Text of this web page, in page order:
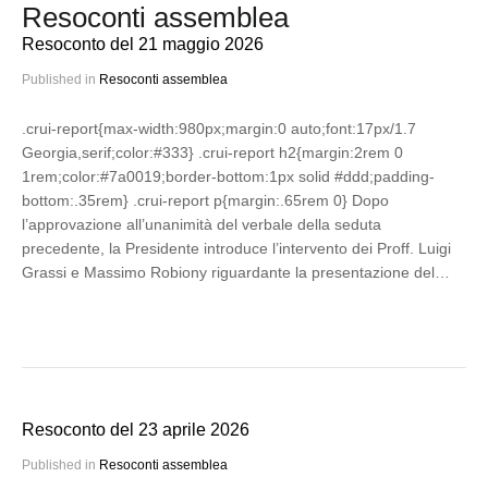
Resoconti assemblea
Resoconto del 21 maggio 2026
Published in Resoconti assemblea
.crui-report{max-width:980px;margin:0 auto;font:17px/1.7
Georgia,serif;color:#333} .crui-report h2{margin:2rem 0
1rem;color:#7a0019;border-bottom:1px solid #ddd;padding-
bottom:.35rem} .crui-report p{margin:.65rem 0} Dopo
l’approvazione all’unanimità del verbale della seduta
precedente, la Presidente introduce l’intervento dei Proff. Luigi
Grassi e Massimo Robiony riguardante la presentazione del…
Resoconto del 23 aprile 2026
Published in Resoconti assemblea